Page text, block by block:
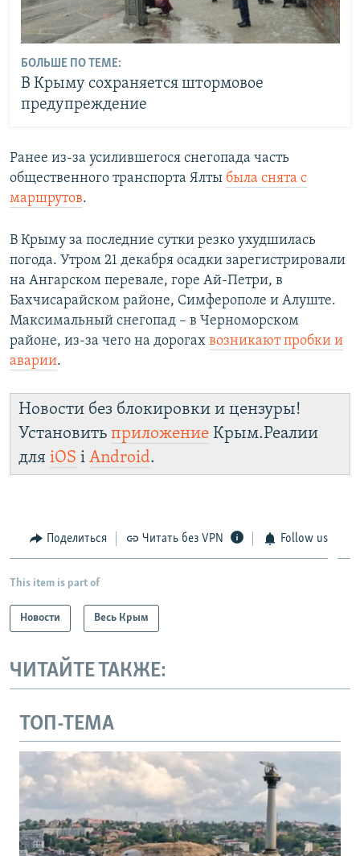
БОЛЬШЕ ПО ТЕМЕ:
В Крыму сохраняется штормовое
предупреждение
Ранее из-за усилившегося снегопада часть
общественного транспорта Ялты была снята с
маршрутов.
В Крыму за последние сутки резко ухудшилась
погода. Утром 21 декабря осадки зарегистрировали
на Ангарском перевале, горе Ай-Петри, в
Бахчисарайском районе, Симферополе и Алуште.
Максимальный снегопад – в Черноморском
районе, из-за чего на дорогах возникают пробки и
аварии.
Новости без блокировки и цензуры!
Установить приложение Крым.Реалии
для iOS і Android.
Поделиться Читать без VPN Follow us
This item is part of
Новости Весь Крым
ЧИТАЙТЕ ТАКЖЕ:
ТОП-ТЕМА